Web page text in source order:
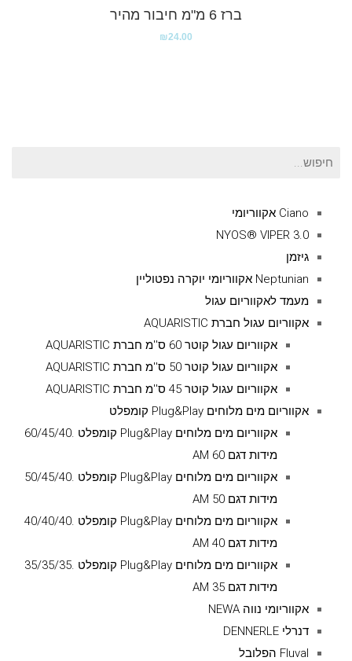
ברז 6 מ"מ חיבור מהיר
₪24.00
חיפוש
Ciano אקווריומי
NYOS® VIPER 3.0
גיזמן
Neptunian אקווריומי יוקרה נפטוליין
מעמד לאקווריום עגול
אקווריום עגול חברת AQUARISTIC
אקווריום עגול קוטר 60 ס''מ חברת AQUARISTIC
אקווריום עגול קוטר 50 ס''מ חברת AQUARISTIC
אקווריום עגול קוטר 45 ס''מ חברת AQUARISTIC
אקווריום מים מלוחים Plug&Play קומפלט
אקווריום מים מלוחים Plug&Play קומפלט .60/45/40
מידות דגם AM 60
אקווריום מים מלוחים Plug&Play קומפלט .50/45/40
מידות דגם AM 50
אקווריום מים מלוחים Plug&Play קומפלט .40/40/40
מידות דגם AM 40
אקווריום מים מלוחים Plug&Play קומפלט .35/35/35
מידות דגם AM 35
אקווריומי נווה NEWA
דנרלי DENNERLE
Fluval הפלובל